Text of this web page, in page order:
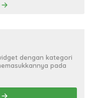
dengan kategori
pada